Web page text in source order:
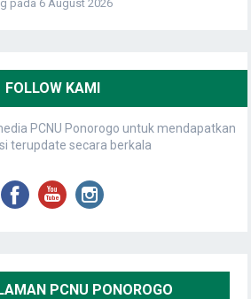
pada 6 August 2026
FOLLOW KAMI
PCNU Ponorogo untuk mendapatkan
terupdate secara berkala
PCNU PONOROGO